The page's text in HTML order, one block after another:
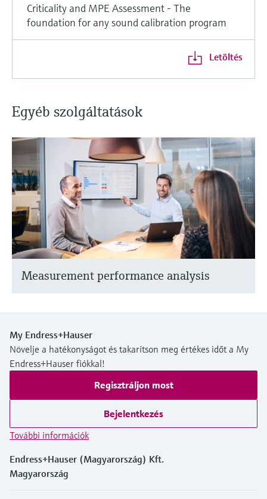
Criticality and MPE Assessment - The
foundation for any sound calibration program
Letöltés
Egyéb szolgáltatások
Measurement performance analysis
My Endress+Hauser
Növelje a hatékonyságot és takarítson meg értékes időt a My
Endress+Hauser fiókkal!
Regisztráljon most
Bejelentkezés
További információk
Endress+Hauser (Magyarország) Kft.
Magyarország